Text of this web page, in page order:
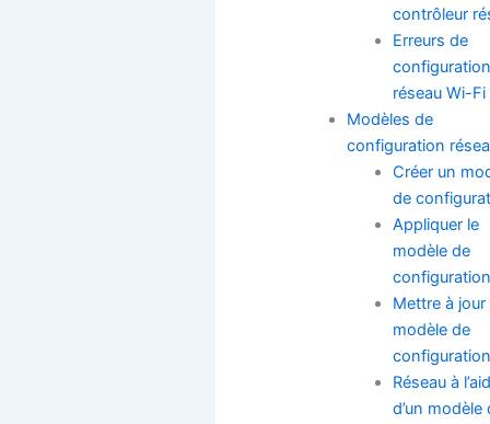
contrôleur
Erreurs de
réseau Wi-Fi
Modèles de
configuration
Créer un
de
Appliquer le
modèle de
configuration
Mettre à jour
modèle de
configuration
Réseau à
d’un modèle